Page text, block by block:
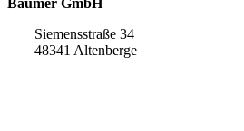
Siemensstraße 34
48341 Altenberge